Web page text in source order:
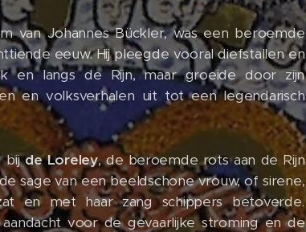
van Johannes Bückler, was een beroemde
eeuw. Hij pleegde vooral diefstallen en
en langs de Rijn, maar groeide door zijn
en volksverhalen uit tot een legendarisch
bijde Loreley, de beroemde rots aan de Rijn
sage van een beeldschone vrouw, of sirene,
en met haar zang schippers betoverde.
voor de gevaarlijke stroming en de